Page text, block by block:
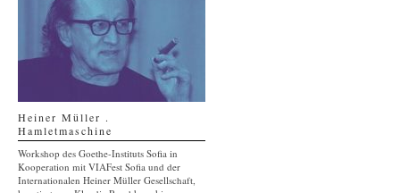
Heiner Müller .
Hamletmaschine
Workshop des Goethe-Instituts Sofia in
Kooperation mit VIAFest Sofia und der
Internationalen Heiner Müller Gesellschaft,